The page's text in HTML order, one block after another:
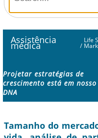
Assistência
médica /
Life
Projetar estratégias de
crescimento está em nosso
DNA
Tamanho do